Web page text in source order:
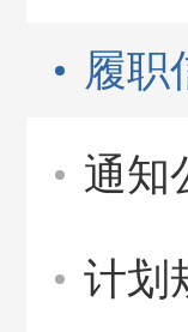
履职
通知
计划